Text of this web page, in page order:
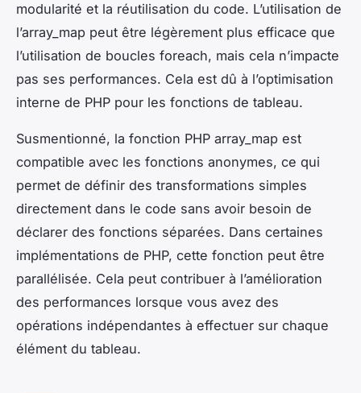
modularité et la réutilisation du code. L’utilisation de
l’array_map peut être légèrement plus efficace que
l’utilisation de boucles foreach, mais cela n’impacte
pas ses performances. Cela est dû à l’optimisation
interne de PHP pour les fonctions de tableau.
Susmentionné, la fonction PHP array_map est
compatible avec les fonctions anonymes, ce qui
permet de définir des transformations simples
directement dans le code sans avoir besoin de
déclarer des fonctions séparées. Dans certaines
implémentations de PHP, cette fonction peut être
parallélisée. Cela peut contribuer à l’amélioration
des performances lorsque vous avez des
opérations indépendantes à effectuer sur chaque
élément du tableau.